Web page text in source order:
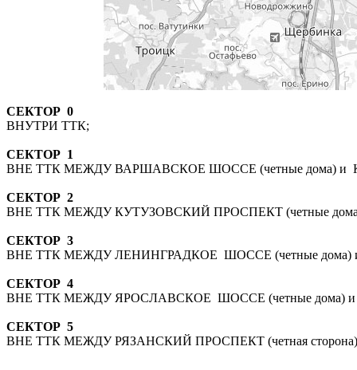
СЕКТОР 0
ВНУТРИ ТТК;
СЕКТОР 1
ВНЕ ТТК МЕЖДУ ВАРШАВСКОЕ ШОССЕ (четные дома) и
СЕКТОР 2
ВНЕ ТТК МЕЖДУ КУТУЗОВСКИЙ ПРОСПЕКТ (четные
СЕКТОР 3
ВНЕ ТТК МЕЖДУ ЛЕНИНГРАДКОЕ ШОССЕ (четные дома)
СЕКТОР 4
ВНЕ ТТК МЕЖДУ ЯРОСЛАВСКОЕ ШОССЕ (четные дома) и
СЕКТОР 5
ВНЕ ТТК МЕЖДУ РЯЗАНСКИЙ ПРОСПЕКТ (четная